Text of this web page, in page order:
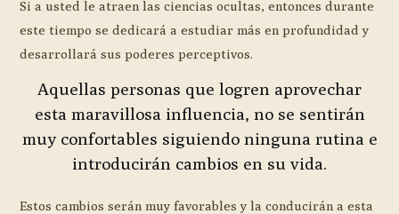
Si a usted le atraen las ciencias ocultas, entonces durante
este tiempo se dedicará a estudiar más en profundidad y
desarrollará sus poderes perceptivos.
Aquellas personas que logren aprovechar
esta maravillosa influencia, no se sentirán
muy confortables siguiendo ninguna rutina e
introducirán cambios en su vida.
Estos cambios serán muy favorables y la conducirán a esta